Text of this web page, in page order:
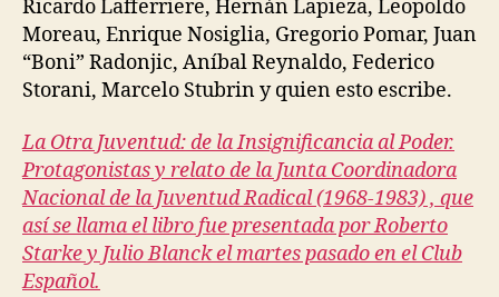
Ricardo Lafferriere, Hernán Lapieza, Leopoldo
Moreau, Enrique Nosiglia, Gregorio Pomar, Juan
“Boni” Radonjic, Aníbal Reynaldo, Federico
Storani, Marcelo Stubrin y quien esto escribe.
La Otra Juventud: de la Insignificancia al Poder.
Protagonistas y relato de la Junta Coordinadora
Nacional de la Juventud Radical (1968-1983) , que
así se llama el libro fue presentada por Roberto
Starke y Julio Blanck el martes pasado en el Club
Español.